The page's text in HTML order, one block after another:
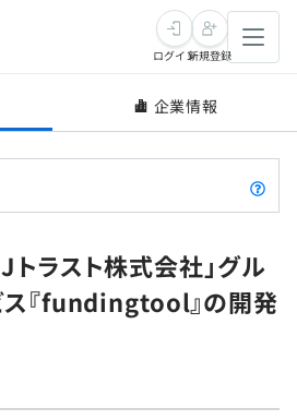
ログイン新規登録
企業情報
トラスト株式会社」グル
ス『fundingtool』の開発